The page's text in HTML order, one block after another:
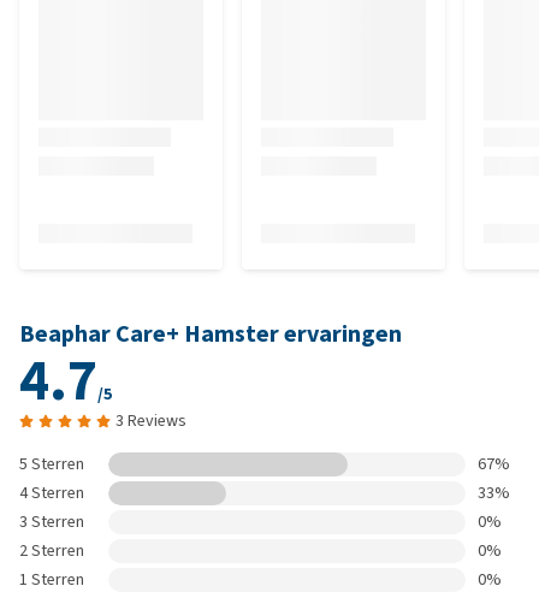
Beaphar Care+ Hamster ervaringen
4.7/5
3 Reviews
5 Sterren
67%
4 Sterren
33%
3 Sterren
0%
2 Sterren
0%
1 Sterren
0%